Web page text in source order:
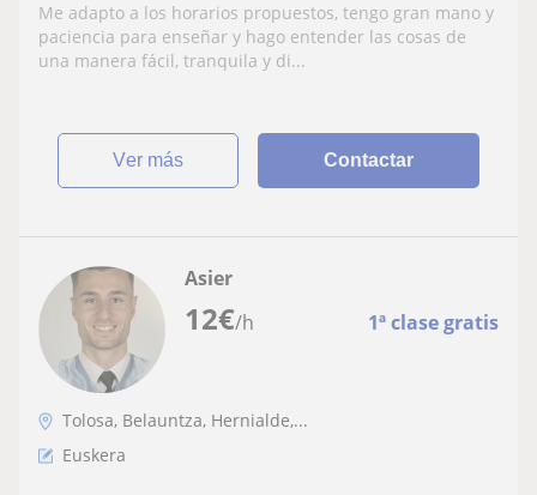
Me adapto a los horarios propuestos, tengo gran mano y
paciencia para enseñar y hago entender las cosas de
una manera fácil, tranquila y di...
ver más Contactar
12€/h 1ª clase gratis
Asier
Tolosa, Belauntza, Hernialde,...
Euskera